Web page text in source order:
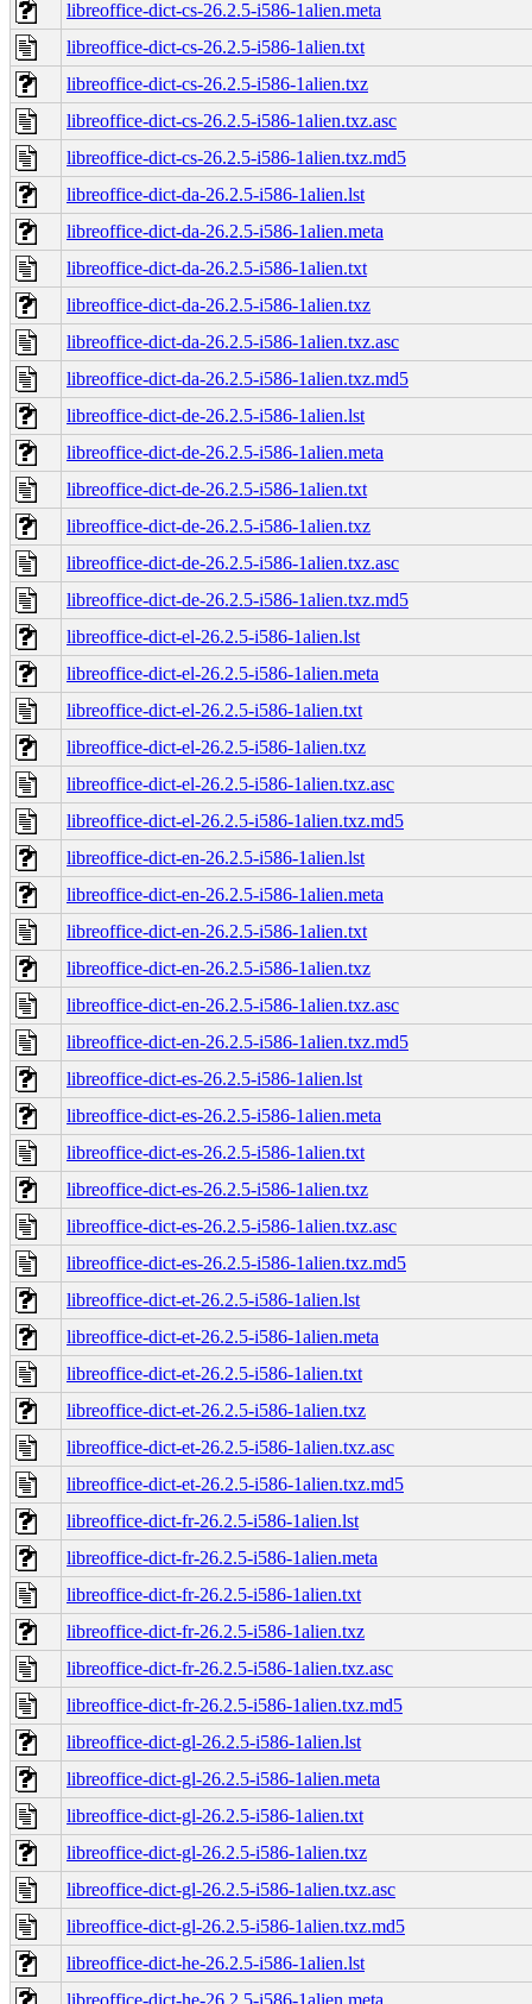
libreoffice-dict-cs-26.2.5-i586-1alien.meta
libreoffice-dict-cs-26.2.5-i586-1alien.txt
libreoffice-dict-cs-26.2.5-i586-1alien.txz
libreoffice-dict-cs-26.2.5-i586-1alien.txz.asc
libreoffice-dict-cs-26.2.5-i586-1alien.txz.md5
libreoffice-dict-da-26.2.5-i586-1alien.lst
libreoffice-dict-da-26.2.5-i586-1alien.meta
libreoffice-dict-da-26.2.5-i586-1alien.txt
libreoffice-dict-da-26.2.5-i586-1alien.txz
libreoffice-dict-da-26.2.5-i586-1alien.txz.asc
libreoffice-dict-da-26.2.5-i586-1alien.txz.md5
libreoffice-dict-de-26.2.5-i586-1alien.lst
libreoffice-dict-de-26.2.5-i586-1alien.meta
libreoffice-dict-de-26.2.5-i586-1alien.txt
libreoffice-dict-de-26.2.5-i586-1alien.txz
libreoffice-dict-de-26.2.5-i586-1alien.txz.asc
libreoffice-dict-de-26.2.5-i586-1alien.txz.md5
libreoffice-dict-el-26.2.5-i586-1alien.lst
libreoffice-dict-el-26.2.5-i586-1alien.meta
libreoffice-dict-el-26.2.5-i586-1alien.txt
libreoffice-dict-el-26.2.5-i586-1alien.txz
libreoffice-dict-el-26.2.5-i586-1alien.txz.asc
libreoffice-dict-el-26.2.5-i586-1alien.txz.md5
libreoffice-dict-en-26.2.5-i586-1alien.lst
libreoffice-dict-en-26.2.5-i586-1alien.meta
libreoffice-dict-en-26.2.5-i586-1alien.txt
libreoffice-dict-en-26.2.5-i586-1alien.txz
libreoffice-dict-en-26.2.5-i586-1alien.txz.asc
libreoffice-dict-en-26.2.5-i586-1alien.txz.md5
libreoffice-dict-es-26.2.5-i586-1alien.lst
libreoffice-dict-es-26.2.5-i586-1alien.meta
libreoffice-dict-es-26.2.5-i586-1alien.txt
libreoffice-dict-es-26.2.5-i586-1alien.txz
libreoffice-dict-es-26.2.5-i586-1alien.txz.asc
libreoffice-dict-es-26.2.5-i586-1alien.txz.md5
libreoffice-dict-et-26.2.5-i586-1alien.lst
libreoffice-dict-et-26.2.5-i586-1alien.meta
libreoffice-dict-et-26.2.5-i586-1alien.txt
libreoffice-dict-et-26.2.5-i586-1alien.txz
libreoffice-dict-et-26.2.5-i586-1alien.txz.asc
libreoffice-dict-et-26.2.5-i586-1alien.txz.md5
libreoffice-dict-fr-26.2.5-i586-1alien.lst
libreoffice-dict-fr-26.2.5-i586-1alien.meta
libreoffice-dict-fr-26.2.5-i586-1alien.txt
libreoffice-dict-fr-26.2.5-i586-1alien.txz
libreoffice-dict-fr-26.2.5-i586-1alien.txz.asc
libreoffice-dict-fr-26.2.5-i586-1alien.txz.md5
libreoffice-dict-gl-26.2.5-i586-1alien.lst
libreoffice-dict-gl-26.2.5-i586-1alien.meta
libreoffice-dict-gl-26.2.5-i586-1alien.txt
libreoffice-dict-gl-26.2.5-i586-1alien.txz
libreoffice-dict-gl-26.2.5-i586-1alien.txz.asc
libreoffice-dict-gl-26.2.5-i586-1alien.txz.md5
libreoffice-dict-he-26.2.5-i586-1alien.lst